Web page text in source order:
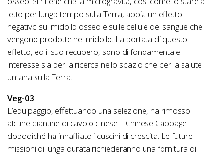
letto per lungo tempo sulla Terra, abbia un effetto
negativo sul midollo osseo e sulle cellule del sangue che
vengono prodotte nel midollo. La portata di questo
effetto, ed il suo recupero, sono di fondamentale
interesse sia per la ricerca nello spazio che per la salute
umana sulla Terra.
Veg-03
L’equipaggio, effettuando una selezione, ha rimosso
alcune piantine di cavolo cinese – Chinese Cabbage –
dopodiché ha innaffiato i cuscini di crescita. Le future
missioni di lunga durata richiederanno una fornitura di